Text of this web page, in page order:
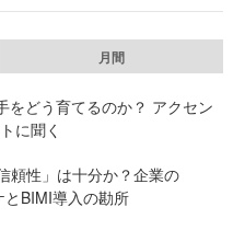
月間
をどう育てるのか？ アクセン
に聞く
頼性」は十分か？企業の
BIMI導入の勘所